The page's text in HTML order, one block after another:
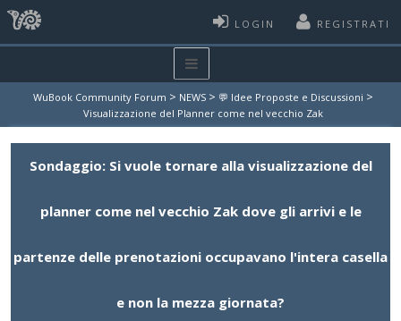
LOGIN REGISTRATI
WuBook Community Forum > NEWS > 💬 Idee Proposte e Discussioni >
Visualizzazione del Planner come nel vecchio Zak
Sondaggio: Si vuole tornare alla visualizzazione del
planner come nel vecchio Zak dove gli arrivi e le
partenze delle prenotazioni occupavano l'intera casella
e non la mezza giornata?